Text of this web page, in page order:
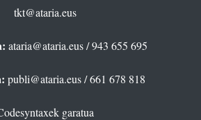
tkt@ataria.eus
ataria@ataria.eus/ 943 655 695
publi@ataria.eus/ 661 678 818
garatua